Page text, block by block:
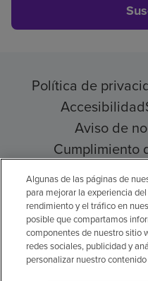
Política de
Accesibilidad
Aviso de
Cumplimiento
© 2026
Algunas de las páginas de
para mejorar la experiencia
rendimiento y el tráfico en
posible que compartamos
componentes de nuestro sitio
redes sociales, publicidad y
personalizar nuestro